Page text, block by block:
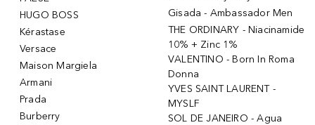
HUGO BOSS
Kérastase
Versace
Maison Margiela
Armani
Prada
Burberry
Gisada - Ambassador Men
THE ORDINARY - Niacinamide
10% + Zinc 1%
VALENTINO - Born In Roma
Donna
YVES SAINT LAURENT -
MYSLF
SOL DE JANEIRO - Agua